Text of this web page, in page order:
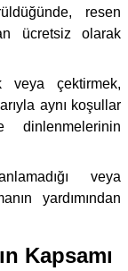
resen
ücretsiz olarak
veya çektirmek,
aynı koşullar
veya
yardımından
Kapsamı